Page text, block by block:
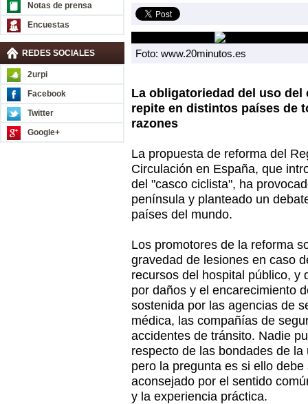
Notas de prensa
Encuestas
REDES SOCIALES
2urpi
Facebook
Twitter
Google+
Foto: www.20minutos.es
La obligatoriedad del uso del
repite en distintos países de
razones
La propuesta de reforma del
Circulación en España, que
del "casco ciclista", ha
península y planteado un
países del mundo.
Los promotores de la reforma
gravedad de lesiones en caso
recursos del hospital público, y
por daños y el encarecimiento
sostenida por las agencias de
médica, las compañías de
accidentes de tránsito. Nadie
respecto de las bondades de
pero la pregunta es si ello
aconsejado por el sentido
y la experiencia práctica.